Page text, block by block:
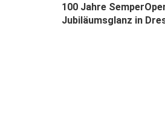
100 Jahre
Jubiläumsglanz in